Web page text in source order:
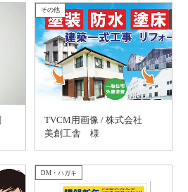
その他
TVCM用画像 / 株式会社
美創工舎 様
DM・ハガキ